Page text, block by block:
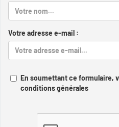
Votre adresse e-mail :
En soumettant ce formulaire,
conditions générales